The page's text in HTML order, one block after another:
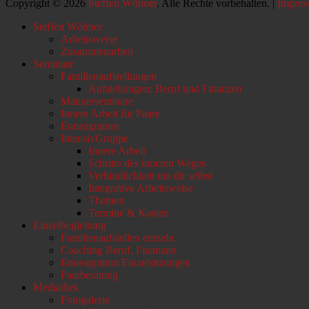
Copyright © 2026 Steffen Wöhner. Alle Rechte vorbehalten. |
oben
Steffen Wöhner
Arbeitsweise
Zusammenarbeit
Seminare
Familienaufstellungen
Aufstellungen: Beruf und Finanzen
Männerseminare
Innere Arbeit für Paare
Enneagramm
IntensivGruppe
Innere Arbeit
Schritte des inneren Weges
Verbindlichkeit mit dir selbst
Integrative Arbeitsweise
Themen
Termine & Kosten
Einzelbegleitung
Familienaufstellen einzeln
Coaching Beruf, Finanzen
Enneagramm Einzelsitzungen
Paarberatung
Mediathek
Fotogalerie